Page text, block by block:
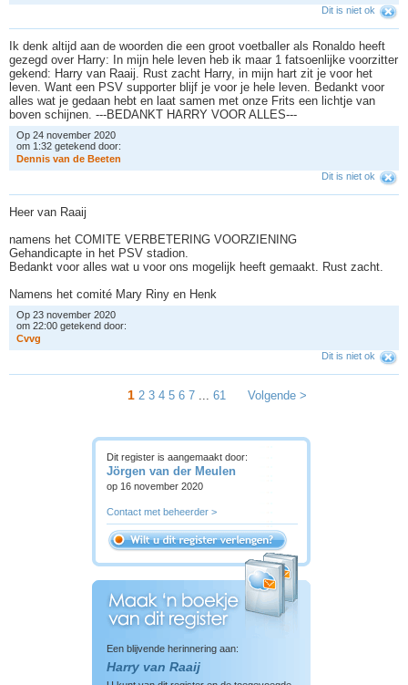
Dit is niet ok
Ik denk altijd aan de woorden die een groot voetballer als Ronaldo heeft
gezegd over Harry: In mijn hele leven heb ik maar 1 fatsoenlijke voorzitter
gekend: Harry van Raaij. Rust zacht Harry, in mijn hart zit je voor het
leven. Want een PSV supporter blijf je voor je hele leven. Bedankt voor
alles wat je gedaan hebt en laat samen met onze Frits een lichtje van
boven schijnen. ---BEDANKT HARRY VOOR ALLES---
Op 24 november 2020
om 1:32 getekend door:
Dennis van de Beeten
Dit is niet ok
Heer van Raaij
namens het COMITE VERBETERING VOORZIENING
Gehandicapte in het PSV stadion.
Bedankt voor alles wat u voor ons mogelijk heeft gemaakt. Rust zacht.
Namens het comité Mary Riny en Henk
Op 23 november 2020
om 22:00 getekend door:
Cvvg
Dit is niet ok
1 2 3 4 5 6 7... 61 Volgende >
Dit register is aangemaakt door:
Jörgen van der Meulen
op 16 november 2020
Contact met beheerder >
Een blijvende herinnering aan:
Harry van Raaij